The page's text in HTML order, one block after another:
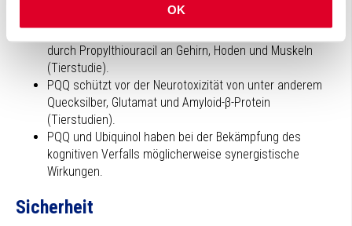
OK
PQQ schützt dosisabhängig vor oxidativen Schäden
durch Propylthiouracil an Gehirn, Hoden und Muskeln
(Tierstudie).
PQQ schützt vor der Neurotoxizität von unter anderem
Quecksilber, Glutamat und Amyloid-β-Protein
(Tierstudien).
PQQ und Ubiquinol haben bei der Bekämpfung des
kognitiven Verfalls möglicherweise synergistische
Wirkungen.
Sicherheit